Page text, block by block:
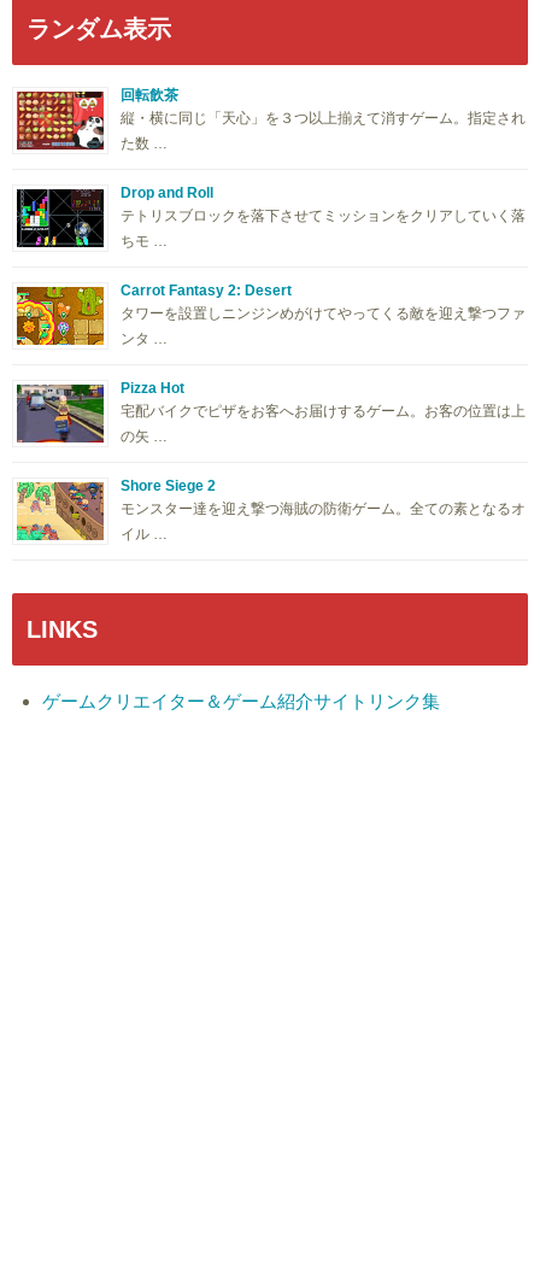
ランダム表示
回転飲茶
縦・横に同じ「天心」を３つ以上揃えて消すゲーム。指定され
た数 …
Drop and Roll
テトリスブロックを落下させてミッションをクリアしていく落
ちモ …
Carrot Fantasy 2: Desert
タワーを設置しニンジンめがけてやってくる敵を迎え撃つファ
ンタ …
Pizza Hot
宅配バイクでピザをお客へお届けするゲーム。お客の位置は上
の矢 …
Shore Siege 2
モンスター達を迎え撃つ海賊の防衛ゲーム。全ての素となるオ
イル …
LINKS
ゲームクリエイター＆ゲーム紹介サイトリンク集